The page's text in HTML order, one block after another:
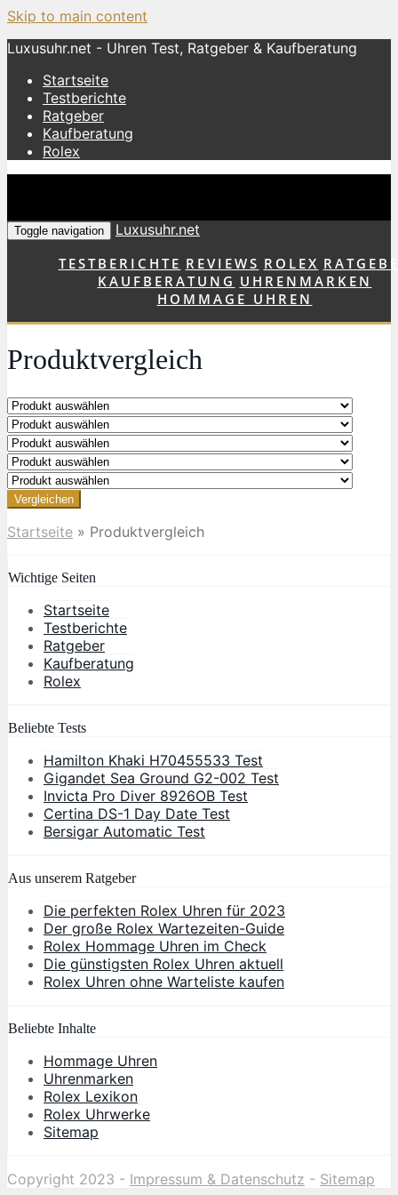
Skip to main content
Luxusuhr.net - Uhren Test, Ratgeber & Kaufberatung
Startseite
Testberichte
Ratgeber
Kaufberatung
Rolex
Toggle navigation
Luxusuhr.net
TESTBERICHTE REVIEWS ROLEX
KAUFBERATUNG UHRENMARKEN
HOMMAGE UHREN
Produktvergleich
Vergleichen
Startseite » Produktvergleich
Wichtige Seiten
Startseite
Testberichte
Ratgeber
Kaufberatung
Rolex
Beliebte Tests
Hamilton Khaki H70455533 Test
Gigandet Sea Ground G2-002 Test
Invicta Pro Diver 8926OB Test
Certina DS-1 Day Date Test
Bersigar Automatic Test
Aus unserem Ratgeber
Die perfekten Rolex Uhren für 2023
Der große Rolex Wartezeiten-Guide
Rolex Hommage Uhren im Check
Die günstigsten Rolex Uhren aktuell
Rolex Uhren ohne Warteliste kaufen
Beliebte Inhalte
Hommage Uhren
Uhrenmarken
Rolex Lexikon
Rolex Uhrwerke
Sitemap
Copyright 2023 - Impressum & Datenschutz - Sitemap